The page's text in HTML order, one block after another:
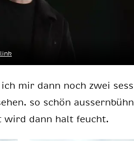
mir dann noch zwei
so schön
wird dann halt feucht.